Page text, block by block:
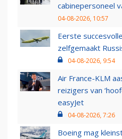
cabinepersoneel
04-08-2026, 10:57
Eerste
zelfgemaakt
04-08-2026, 9:54
Air France-KLM
reizigers van
easyJet
04-08-2026, 7:26
Boeing mag